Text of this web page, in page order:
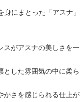
にまとった「アスナ」
スがアスナの美しさを一
とした雰囲気の中に柔ら
かさを感じられる仕上が